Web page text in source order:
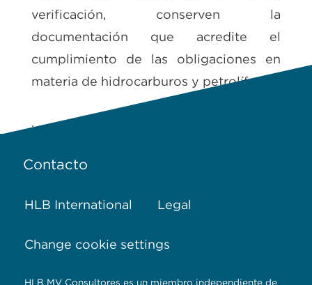
verificación, conserven la
documentación que acredite el
cumplimiento de las obligaciones en
materia de hidrocarburos y petrolífero.
.
Contacto
HLB International Legal
Change cookie settings
HLB MV Consultores es un miembro independiente de